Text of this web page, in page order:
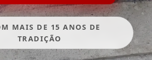
MAIS DE 15 ANOS DE
TRADIÇÃO